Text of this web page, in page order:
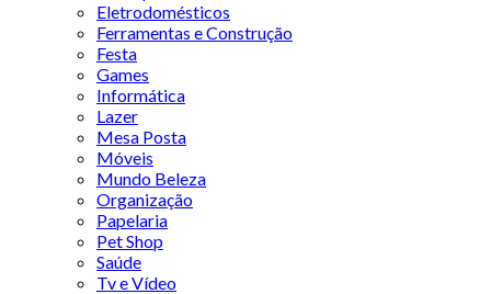
Eletrodomésticos
Ferramentas e Construção
Festa
Games
Informática
Lazer
Mesa Posta
Móveis
Mundo Beleza
Organização
Papelaria
Pet Shop
Saúde
Tv e Vídeo